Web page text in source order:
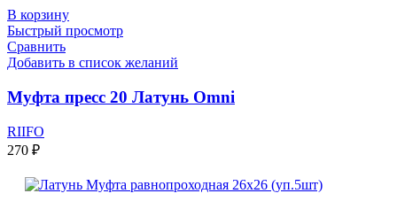
В корзину
Быстрый просмотр
Сравнить
Добавить в список желаний
Муфта пресс 20 Латунь Omni
RIIFO
270 ₽